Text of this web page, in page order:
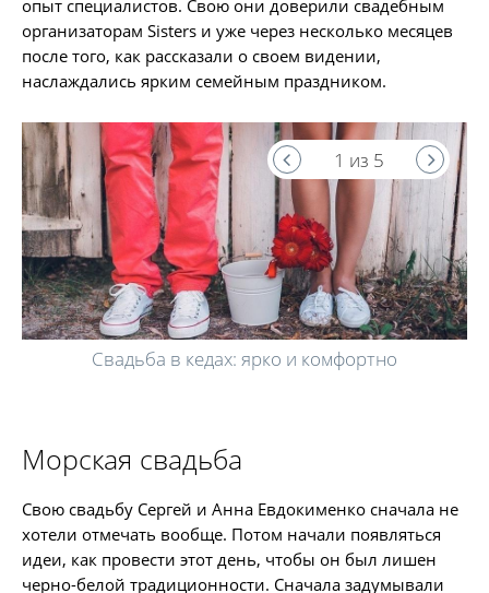
опыт специалистов. Свою они доверили свадебным
организаторам Sisters и уже через несколько месяцев
после того, как рассказали о своем видении,
наслаждались ярким семейным праздником.
Свадьба в кедах: ярко и комфортно
1 из 5
Морская свадьба
Свою свадьбу Сергей и Анна Евдокименко сначала не
хотели отмечать вообще. Потом начали появляться
идеи, как провести этот день, чтобы он был лишен
черно-белой традиционности. Сначала задумывали